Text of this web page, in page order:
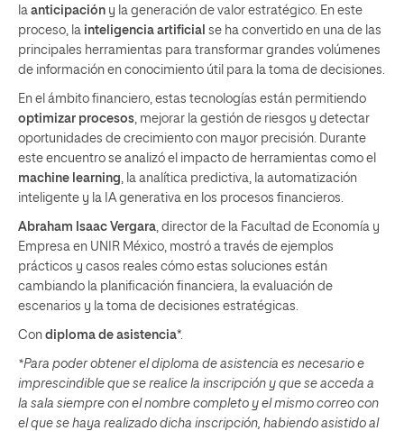
la anticipación y la generación de valor estratégico. En este
proceso, la inteligencia artificial se ha convertido en una de las
principales herramientas para transformar grandes volúmenes
de información en conocimiento útil para la toma de decisiones.
En el ámbito financiero, estas tecnologías están permitiendo
optimizar procesos, mejorar la gestión de riesgos y detectar
oportunidades de crecimiento con mayor precisión. Durante
este encuentro se analizó el impacto de herramientas como el
machine learning, la analítica predictiva, la automatización
inteligente y la IA generativa en los procesos financieros.
Abraham Isaac Vergara, director de la Facultad de Economía y
Empresa en UNIR México, mostró a través de ejemplos
prácticos y casos reales cómo estas soluciones están
cambiando la planificación financiera, la evaluación de
escenarios y la toma de decisiones estratégicas.
Con diploma de asistencia*.
*Para poder obtener el diploma de asistencia es necesario e
imprescindible que se realice la inscripción y que se acceda a
la sala siempre con el nombre completo y el mismo correo con
el que se haya realizado dicha inscripción, habiendo asistido al